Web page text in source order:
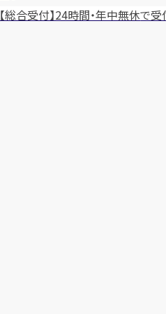
【総合受付】24時間・年中無休で受